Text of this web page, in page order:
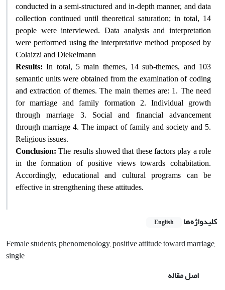
conducted in a semi-structured and in-depth manner, and data
collection continued until theoretical saturation; in total, 14
people were interviewed. Data analysis and interpretation
were performed using the interpretative method proposed by
Colaizzi and Diekelmann
Results: In total, 5 main themes, 14 sub-themes, and 103
semantic units were obtained from the examination of coding
and extraction of themes. The main themes are: 1. The need
for marriage and family formation 2. Individual growth
through marriage 3. Social and financial advancement
through marriage 4. The impact of family and society and 5.
Religious issues.
Conclusion:The results showed that these factors play a role
in the formation of positive views towards cohabitation.
Accordingly, educational and cultural programs can be
effective in strengthening these attitudes.
کلیدواژه‌ها English
Female students, phenomenology, positive attitude toward marriage,
single
اصل مقاله